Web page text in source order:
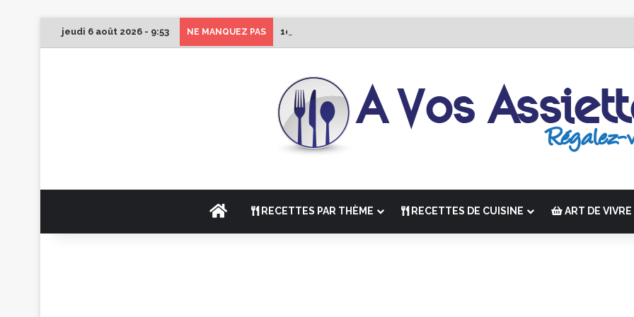
jeudi 6 août 2026 - 9:53 NE MANQUEZ PAS 1er Édition de “La Semaine des Chefs” du 19 au 24 octobre 2026
ACCUEILRECETTES PAR THÈME RECETTES DE CUISINE ART DE VIVRE